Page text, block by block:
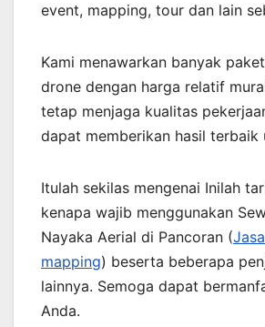
event, mapping, tour dan lain
Kami menawarkan banyak
drone dengan harga relatif
tetap menjaga kualitas
dapat memberikan hasil terbaik
Itulah sekilas mengenai Inilah
kenapa wajib menggunakan
Nayaka Aerial di Pancoran (
mapping) beserta beberapa
lainnya. Semoga dapat
Anda.